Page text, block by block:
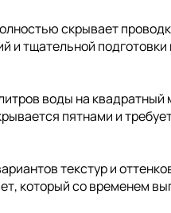
скрывает
и тщательной подготовки
воды на
пятнами и
текстур и
который со временем